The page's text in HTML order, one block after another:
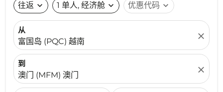
往返 expand_more 1 单人, 经济舱 expand_more 优惠代码 expand_more
从
富国岛 (PQC) 越南
close
到
澳门 (MFM) 澳门
close